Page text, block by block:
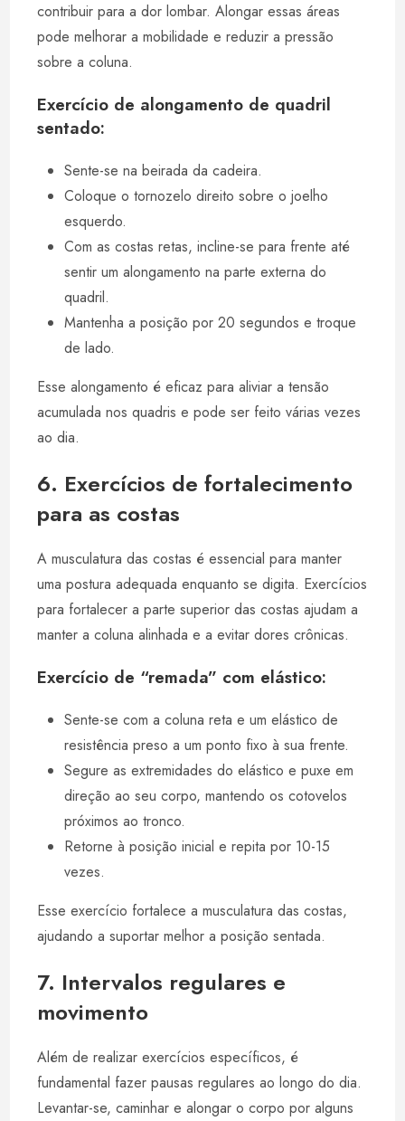
contribuir para a dor lombar. Alongar essas áreas
pode melhorar a mobilidade e reduzir a pressão
sobre a coluna.
Exercício de alongamento de quadril
sentado:
Sente-se na beirada da cadeira.
Coloque o tornozelo direito sobre o joelho
esquerdo.
Com as costas retas, incline-se para frente até
sentir um alongamento na parte externa do
quadril.
Mantenha a posição por 20 segundos e troque
de lado.
Esse alongamento é eficaz para aliviar a tensão
acumulada nos quadris e pode ser feito várias vezes
ao dia.
6. Exercícios de fortalecimento
para as costas
A musculatura das costas é essencial para manter
uma postura adequada enquanto se digita. Exercícios
para fortalecer a parte superior das costas ajudam a
manter a coluna alinhada e a evitar dores crônicas.
Exercício de “remada” com elástico:
Sente-se com a coluna reta e um elástico de
resistência preso a um ponto fixo à sua frente.
Segure as extremidades do elástico e puxe em
direção ao seu corpo, mantendo os cotovelos
próximos ao tronco.
Retorne à posição inicial e repita por 10-15
vezes.
Esse exercício fortalece a musculatura das costas,
ajudando a suportar melhor a posição sentada.
7. Intervalos regulares e
movimento
Além de realizar exercícios específicos, é
fundamental fazer pausas regulares ao longo do dia.
Levantar-se, caminhar e alongar o corpo por alguns